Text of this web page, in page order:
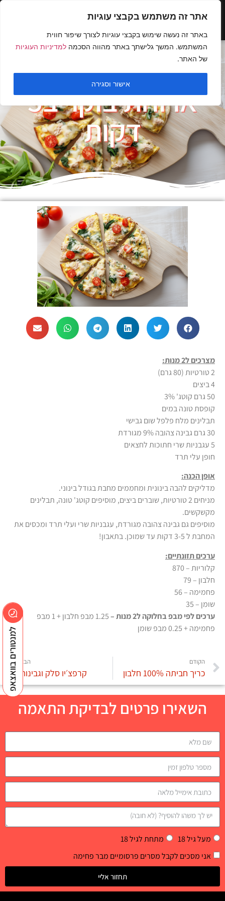
אתר זה משתמש בקבצי עוגיות
באתר זה נעשה שימוש בקבצי עוגיות לצורך שיפור חווית
המשתמש. המשך גלישתך באתר מהווה הסכמה למדיניות העוגיות
של האתר.
אישור וסגירה ארוחת בוקר ב5
דקות
מצרכים ל2 מנות:
2 טורטיות (80 גרם)
4 ביצים
50 גרם קוטג' 3%
קופסת טונה במים
תבלינים מלח פלפל שום גבישי
30 גרם גבינה צהובה 9% מגורדת
5 עגבניות שרי חתוכות לחצאים
חופן עלי תרד
אופן הכנה:
מדליקים להבה בינונית ומחממים מחבת בגודל בינוני.
מניחים 2 טורטיות, שוברים ביצים, מוסיפים קוטג' טונה, תבלינים
מקשקשים.
מוסיפים גם גבינה צהובה מגורדת, עגבניות שרי ועלי תרד ומכסים את
המחבת ל 3-5 דקות עד שמוכן. בתאבון!
ערכים תזונתיים:
קלוריות – 870
חלבון – 79
פחמימה – 56
שומן – 35
ערכים לפי מבפ בחלוקה ל2 מנות –
1.25 מבפ חלבון + 1 מבפ
פחמימה + 0.25 מבפ שומן
הקודם
כריך חביתה 100% חלבון
הבא
קרפצ׳יו סלק וגבינות
השאירו פרטים לבדיקת התאמה
מעל גיל 18
מתחת לגיל 18
אני מסכים לקבל מסרים פרסומיים מבר פחימה
תחזור אליי
למנטורים בוואצאפ